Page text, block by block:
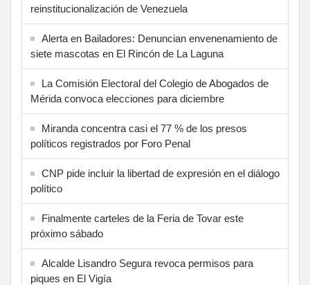
reinstitucionalización de Venezuela
Alerta en Bailadores: Denuncian envenenamiento de
siete mascotas en El Rincón de La Laguna
La Comisión Electoral del Colegio de Abogados de
Mérida convoca elecciones para diciembre
Miranda concentra casi el 77 % de los presos
políticos registrados por Foro Penal
CNP pide incluir la libertad de expresión en el diálogo
político
Finalmente carteles de la Feria de Tovar este
próximo sábado
Alcalde Lisandro Segura revoca permisos para
piques en El Vigía